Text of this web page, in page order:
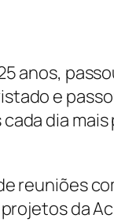
anos,
e
dia
reuniões
da